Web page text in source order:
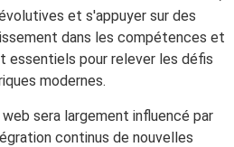
et s'appuyer sur des
dans les compétences et
essentiels pour relever les défis
modernes.
sera largement influencé par
continus de nouvelles